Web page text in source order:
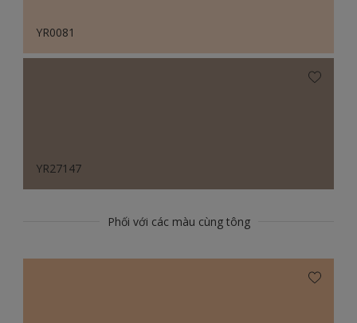
YR0081
YR27147
Phối với các màu cùng tông